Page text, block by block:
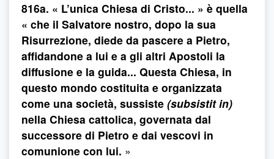
816a. « L’unica Chiesa di Cristo... » è quella
« che il Salvatore nostro, dopo la sua
Risurrezione, diede da pascere a Pietro,
affidandone a lui e a gli altri Apostoli la
diffusione e la guida... Questa Chiesa, in
questo mondo costituita e organizzata
come una società, sussiste (subsistit in)
nella Chiesa cattolica, governata dal
successore di Pietro e dai vescovi in
comunione con lui. »